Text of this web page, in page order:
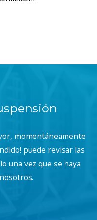
momentáneamente
puede revisar las
una vez que se haya